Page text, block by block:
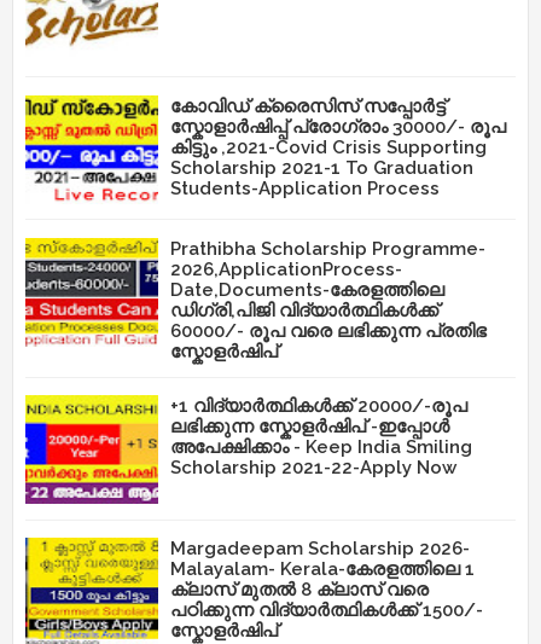
കോവിഡ് ക്രൈസിസ് സപ്പോർട്ട്
സ്കോളാർഷിപ്പ് പ്രോഗ്രാം 30000/- രൂപ
കിട്ടും ,2021-Covid Crisis Supporting
Scholarship 2021-1 To Graduation
Students-Application Process
Prathibha Scholarship Programme-
2026,ApplicationProcess-
Date,Documents-കേരളത്തിലെ
ഡിഗ്രി,പിജി വിദ്യാർത്ഥികൾക്ക്
60000/- രൂപ വരെ ലഭിക്കുന്ന പ്രതിഭ
സ്കോളർഷിപ്
+1 വിദ്യാർത്ഥികൾക്ക് 20000/-രൂപ
ലഭിക്കുന്ന സ്കോളർഷിപ് -ഇപ്പോൾ
അപേക്ഷിക്കാം - Keep India Smiling
Scholarship 2021-22-Apply Now
Margadeepam Scholarship 2026-
Malayalam- Kerala-കേരളത്തിലെ 1
ക്ലാസ് മുതൽ 8 ക്ലാസ് വരെ
പഠിക്കുന്ന വിദ്യാർത്ഥികൾക്ക് 1500/-
സ്കോളർഷിപ്